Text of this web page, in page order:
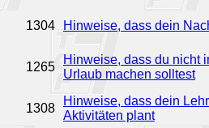
1304 Hinweise, dass dein
1265
Hinweise, dass du nicht
Urlaub machen solltest
1308
Hinweise, dass dein
Aktivitäten plant